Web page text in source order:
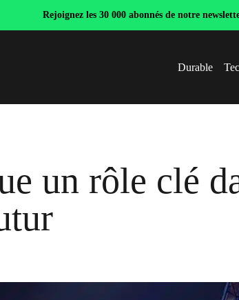
Rejoignez les 30 000 abonnés de notre
Durable
un rôle clé